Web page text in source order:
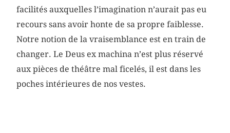
facilités auxquelles l’imagination n’aurait pas eu
recours sans avoir honte de sa propre faiblesse.
Notre notion de la vraisemblance est en train de
changer. Le Deus ex machina n’est plus réservé
aux pièces de théâtre mal ficelés, il est dans les
poches intérieures de nos vestes.